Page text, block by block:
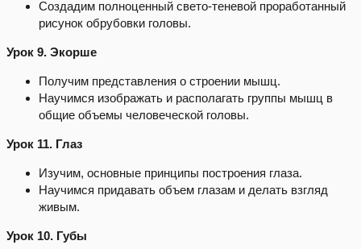
Создадим полноценный свето-теневой проработанный
рисунок обрубовки головы.
Урок 9. Экорше
Получим представления о строении мышц.
Научимся изображать и располагать группы мышц в
общие объемы человеческой головы.
Урок 11. Глаз
Изучим, основные принципы построения глаза.
Научимся придавать объем глазам и делать взгляд
живым.
Урок 10. Губы